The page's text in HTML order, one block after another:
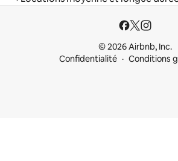
© 2026 Airbnb, Inc.
Confidentialité
Conditions